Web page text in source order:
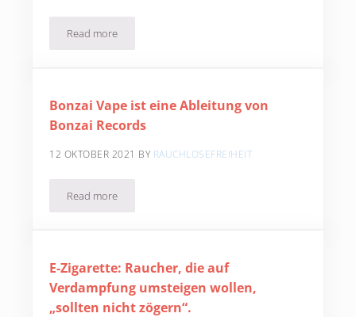
Read moreWas ist HHC ?
Bonzai Vape ist eine Ableitung von
Bonzai Records
12 OKTOBER 2021 BY RAUCHLOSEFREIHEIT
Read moreBonzai Vape ist eine Ableitung von Bonzai Records
E-Zigarette: Raucher, die auf
Verdampfung umsteigen wollen,
„sollten nicht zögern“.